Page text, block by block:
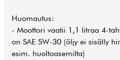
Huomautus:
- Moottori vaatii 1,1 litraa 4-
on SAE 5W-30 (öljy ei sisälly
esim. huoltoasemilta)